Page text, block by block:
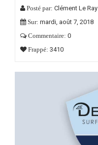
Posté par: Clément Le Ray
Sur: mardi, août 7, 2018
Commentaire: 0
Frappé: 3410